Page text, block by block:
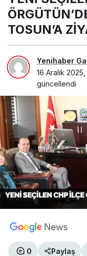
TOSUN’A
Yenihaber
16 Aralık
güncellendi
0 Paylaş